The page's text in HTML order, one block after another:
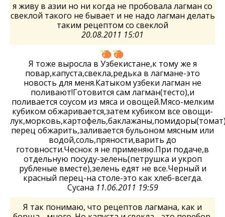
я живу в азии но ни когда не пробовала лагман со
свеклой такого не бывает и не надо лагман делать
таким рецептом со свеклой
20.08.2011 15:01
Я тоже выросла в Узбекистане,к тому же я
повар,капуста,свекла,редька в лагмане-это
новость для меня.Катыком узбеки лагман не
поливают!Готовится сам лагман(тесто),и
поливается соусом из мяса и овощей.Мясо-мелким
кубиком обжаривается,затем кубиком все овощи-
перец обжарить,заливается бульоном мясным или
водой,соль,пряности,варить до
готовности.Чеснок я не применяю.При подаче,в
отдельную посуду-зелень(петрушка и укроп
рубленые вместе),зелень едят не все.Черный и
красный перец-на столе-это как хлеб-всегда.
Сусана 11.06.2011 19:59
Я так понимаю, что рецептов лагмана, как и